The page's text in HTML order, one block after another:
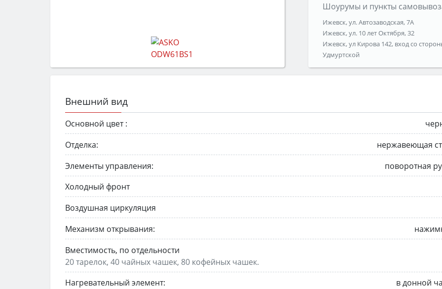
Шоурумы и пункты
Ижевск, ул. Автозаводская, 7А
Ижевск, ул. 10 лет Октября, 32
Ижевск, ул Кирова 142, вход со
Удмуртской
Внешний вид
Основной цвет :
Отделка:
нержавеющая
Элементы управления:
поворотная
Холодный фронт
Воздушная циркуляция
Механизм открывания:
Вместимость, по отдельности
20 тарелок, 40 чайных чашек, 80 кофейных чашек.
Нагревательный элемент:
в донной